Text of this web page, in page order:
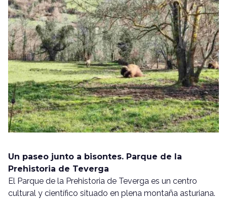
Un paseo junto a bisontes. Parque de la
Prehistoria de Teverga
El Parque de la Prehistoria de Teverga es un centro
cultural y científico situado en plena montaña asturiana.